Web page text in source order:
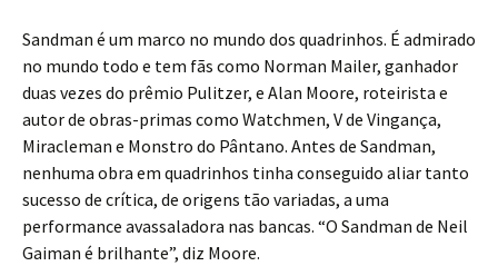
Sandman é um marco no mundo dos quadrinhos. É admirado
no mundo todo e tem fãs como Norman Mailer, ganhador
duas vezes do prêmio Pulitzer, e Alan Moore, roteirista e
autor de obras-primas como Watchmen, V de Vingança,
Miracleman e Monstro do Pântano. Antes de Sandman,
nenhuma obra em quadrinhos tinha conseguido aliar tanto
sucesso de crítica, de origens tão variadas, a uma
performance avassaladora nas bancas. “O Sandman de Neil
Gaiman é brilhante”, diz Moore.